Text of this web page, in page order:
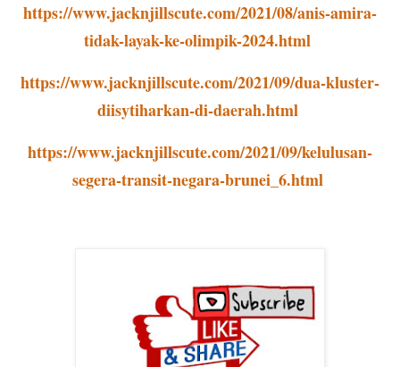
https://www.jacknjillscute.com/2021/08/anis-amira-
tidak-layak-ke-olimpik-2024.html
https://www.jacknjillscute.com/2021/09/dua-kluster-
diisytiharkan-di-daerah.html
https://www.jacknjillscute.com/2021/09/kelulusan-
segera-transit-negara-brunei_6.html